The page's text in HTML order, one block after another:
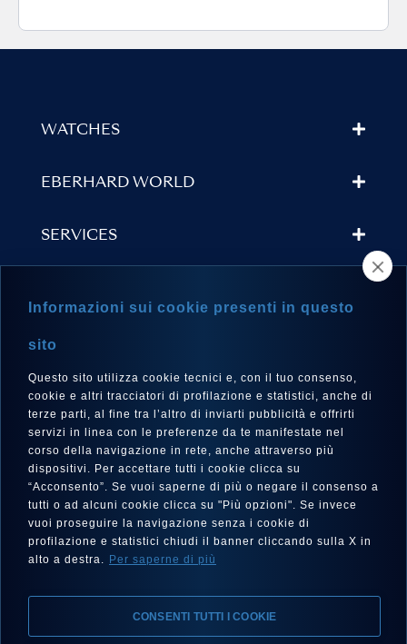
WATCHES
EBERHARD WORLD
SERVICES
LANGUAGE
English
FOLLOW US
Informazioni sui cookie presenti in questo
sito
Questo sito utilizza cookie tecnici e, con il tuo consenso,
cookie e altri tracciatori di profilazione e statistici, anche di
terze parti, al fine tra l’altro di inviarti pubblicità e offrirti
servizi in linea con le preferenze da te manifestate nel
corso della navigazione in rete, anche attraverso più
dispositivi. Per accettare tutti i cookie clicca su
“Acconsento”. Se vuoi saperne di più o negare il consenso a
tutti o ad alcuni cookie clicca su "Più opzioni". Se invece
vuoi proseguire la navigazione senza i cookie di
profilazione e statistici chiudi il banner cliccando sulla X in
alto a destra. Per saperne di più
CONSENTI TUTTI I COOKIE